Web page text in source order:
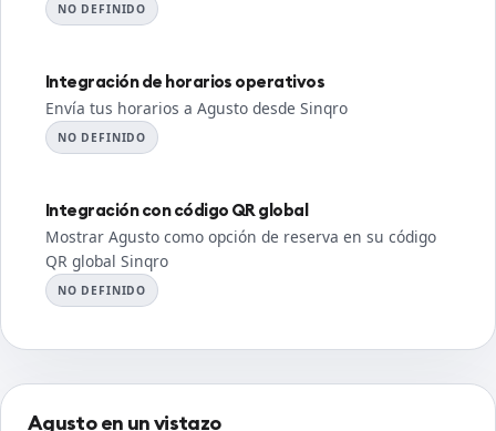
NO DEFINIDO
Integración de horarios operativos
Envía tus horarios a Agusto desde Sinqro
NO DEFINIDO
Integración con código QR global
Mostrar Agusto como opción de reserva en su código
QR global Sinqro
NO DEFINIDO
Agusto en un vistazo